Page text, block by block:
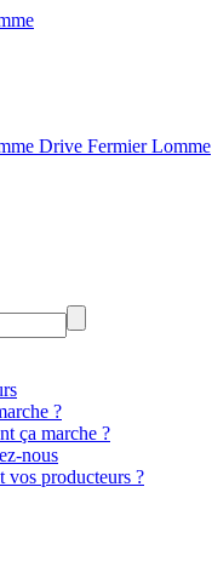
Drive Fermier Lomme
?
ça marche ?
nous
vos producteurs ?